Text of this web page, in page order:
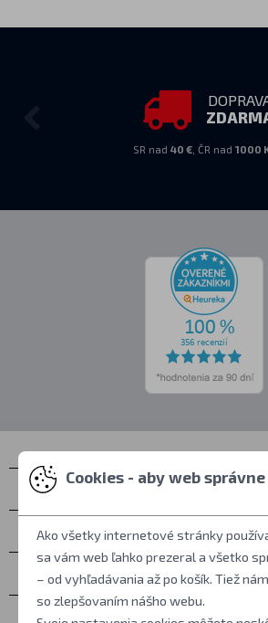
SR nad 40 €, ČR nad 1000
Kontakty
Zastihnete nás
Všetko o nákupe
Ďalšie informácie
Cookies - aby web
Ako všetky internetové stránky
sa vám web ľahko prezeral a všetko
– od vyhľadávania až po košík. Tiež
so zlepšovaním nášho webu.